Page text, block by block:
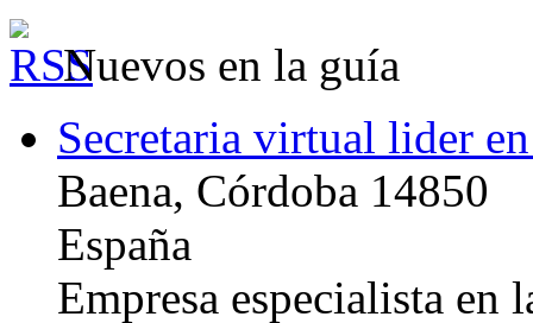
Nuevos en la guía
Secretaria virtual lider
Baena, Córdoba 14850
España
Empresa especialista en